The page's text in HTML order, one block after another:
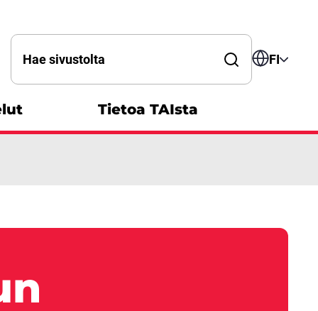
Hae sanalla
FI
Tietoa TAIsta